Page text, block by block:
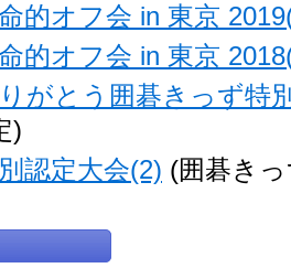
的オフ会 in 東京
的オフ会 in 東京
がとう囲碁きっず特
)
認定大会(2) (囲碁き